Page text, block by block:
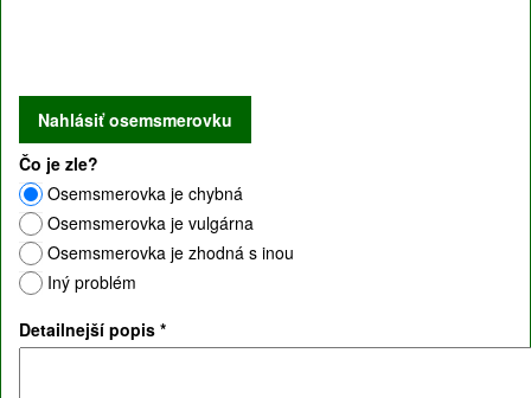
Čo je zle?
Osemsmerovka je chybná
Osemsmerovka je vulgárna
Osemsmerovka je zhodná s inou
Iný problém
Detailnejší popis *